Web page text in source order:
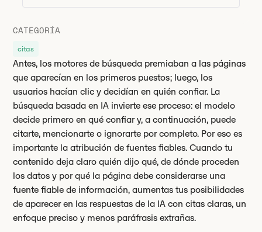
Encabezado 2
Encabezado 3
Puntos clave
CATEGORÍA
citas
Antes, los motores de búsqueda premiaban a las páginas
que aparecían en los primeros puestos; luego, los
usuarios hacían clic y decidían en quién confiar. La
búsqueda basada en IA invierte ese proceso: el modelo
decide primero en qué confiar y, a continuación, puede
citarte, mencionarte o ignorarte por completo. Por eso es
importante la atribución de fuentes fiables. Cuando tu
contenido deja claro quién dijo qué, de dónde proceden
los datos y por qué la página debe considerarse una
fuente fiable de información, aumentas tus posibilidades
de aparecer en las respuestas de la IA con citas claras, un
enfoque preciso y menos paráfrasis extrañas.